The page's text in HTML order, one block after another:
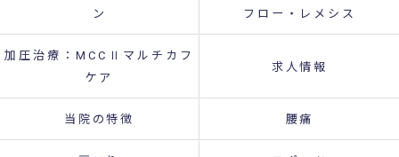
ン
フロー・レメシス
加圧治療：MCCⅡマルチカフ
ケア
求人情報
当院の特徴 腰痛